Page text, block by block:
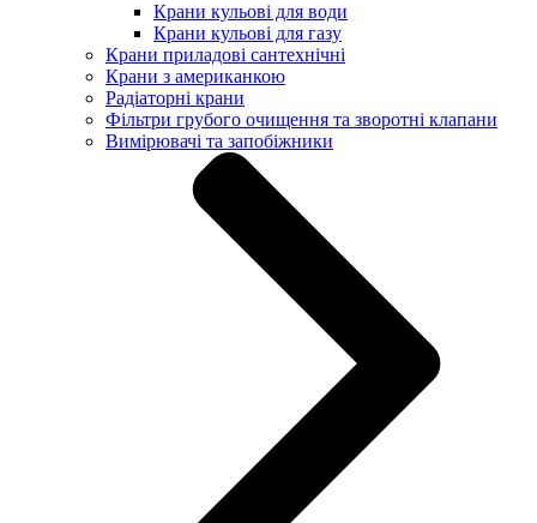
Крани кульові для води
Крани кульові для газу
Крани приладові сантехнічні
Крани з американкою
Радіаторні крани
Фільтри грубого очищення та зворотні клапани
Вимірювачі та запобіжники